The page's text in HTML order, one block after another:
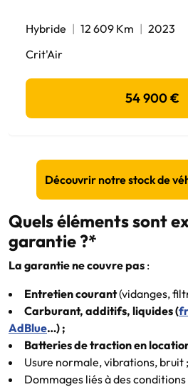
Hybride 12 609 Km
2023
Crit'Air
54 900 €
Découvrir notre stock de
Quels éléments sont
garantie ?*
La garantie ne couvre pas :
Entretien courant(vidanges,
Carburant, additifs, liquides (
AdBlue…) ;
Batteries de traction en
Usure normale, vibrations, bruit ;
Dommages liés à des